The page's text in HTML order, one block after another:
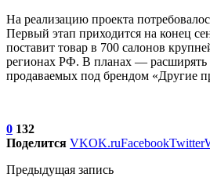
На реализацию проекта
Первый этап приходится на конец
поставит товар в 700 салонов
регионах РФ. В планах — расширять
продаваемых под брендом «Другие
0 132
Поделится VKOK.ruFacebookTwitter
Предыдущая запись